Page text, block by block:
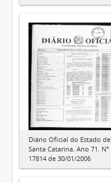
Diário Oficial do Estado de
Santa Catarina. Ano 71. N°
17814 de 30/01/2006